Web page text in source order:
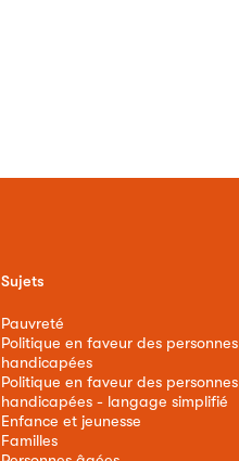
Sujets
Pauvreté
Politique en faveur des personnes
handicapées
Politique en faveur des personnes
handicapées - langage simplifié
Enfance et jeunesse
Familles